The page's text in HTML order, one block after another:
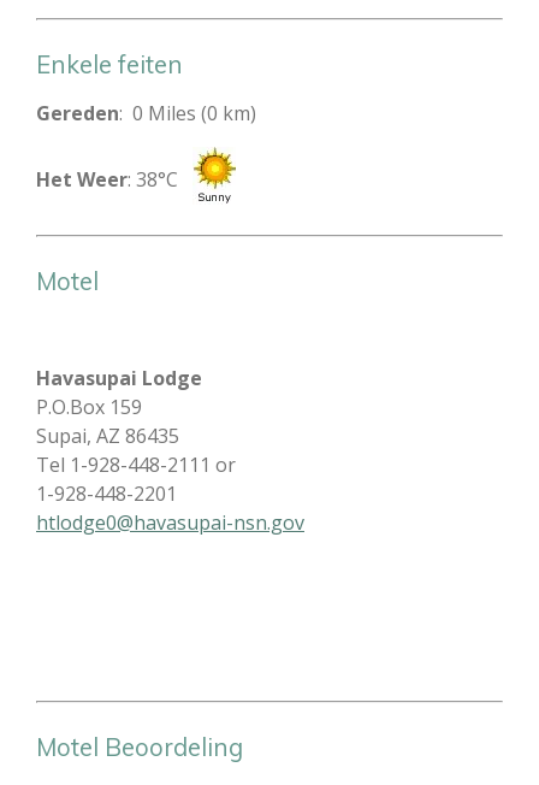
Enkele feiten
Gereden: 0 Miles (0 km)
Het Weer: 38°C
Motel
Havasupai Lodge
P.O.Box 159
Supai, AZ 86435
Tel 1-928-448-2111 or
1-928-448-2201
htlodge0@havasupai-nsn.gov
Motel Beoordeling